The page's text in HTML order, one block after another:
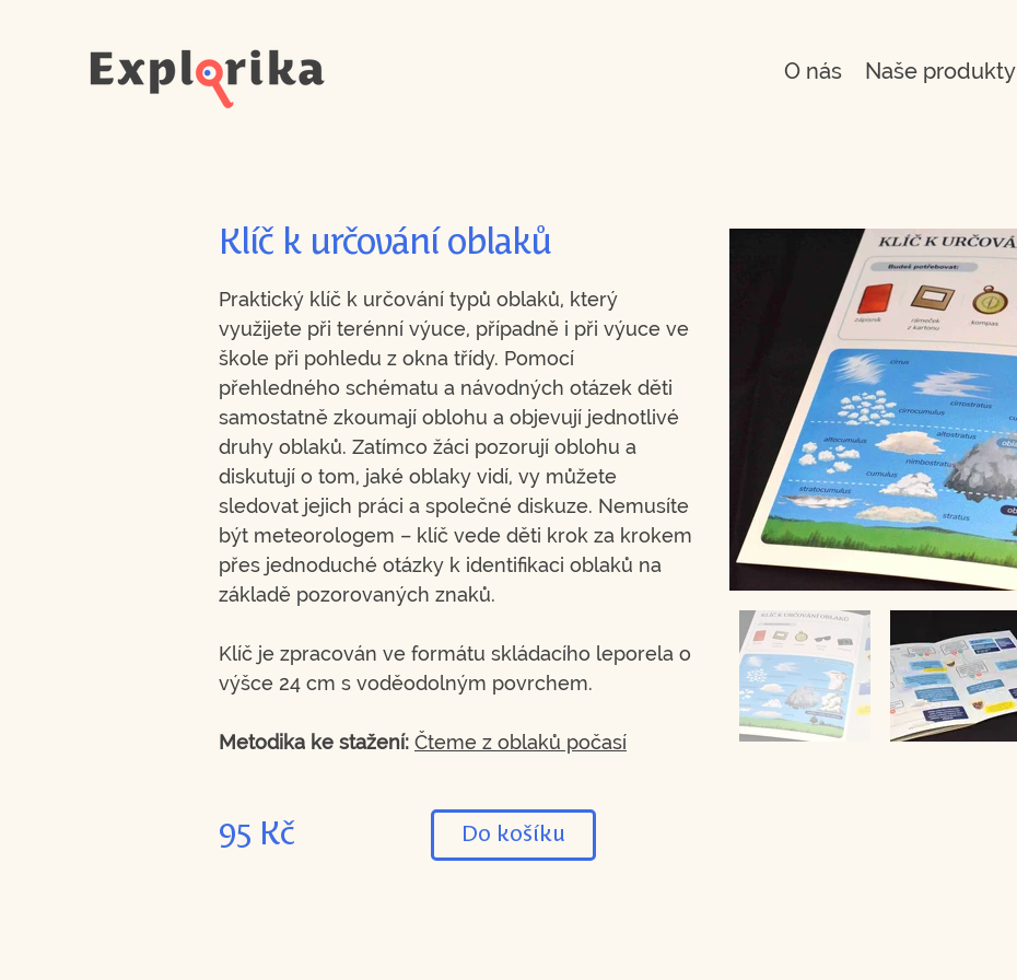
Naše produkty
O nás
Klíč k určování oblaků
Praktický klíč k určování typů oblaků, který
využijete při terénní výuce, případně i při výuce ve
škole při pohledu z okna třídy. Pomocí
přehledného schématu a návodných otázek děti
samostatně zkoumají oblohu a objevují jednotlivé
druhy oblaků. Zatímco žáci pozorují oblohu a
diskutují o tom, jaké oblaky vidí, vy můžete
sledovat jejich práci a společné diskuze. Nemusíte
být meteorologem – klíč vede děti krok za krokem
přes jednoduché otázky k identifikaci oblaků na
základě pozorovaných znaků.
Klíč je zpracován ve formátu skládacího leporela o
výšce 24 cm s voděodolným povrchem.
Metodika ke stažení: Čteme z oblaků počasí
95 Kč Do košíku